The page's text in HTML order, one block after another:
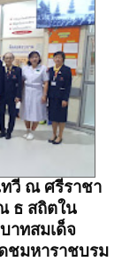
ทวี ณ ศรีราชา
ธ สถิตใน
าทสมเด็จ
ชมหาราชบรม